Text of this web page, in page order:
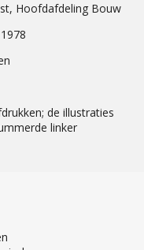
Hoofdafdeling Bouw
de illustraties
linker